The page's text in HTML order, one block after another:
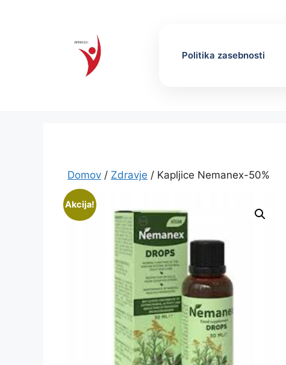
Politika zasebnosti
Domov / Zdravje / Kapljice Nemanex-50%
Akcija!